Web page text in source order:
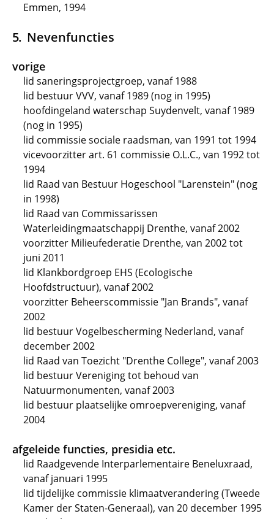
Emmen, 1994
Nevenfuncties
vorige
lid saneringsprojectgroep, vanaf 1988
lid bestuur VVV, vanaf 1989 (nog in 1995)
hoofdingeland waterschap Suydenvelt, vanaf 1989
(nog in 1995)
lid commissie sociale raadsman, van 1991 tot 1994
vicevoorzitter art. 61 commissie O.L.C., van 1992 tot
1994
lid Raad van Bestuur Hogeschool "Larenstein" (nog
in 1998)
lid Raad van Commissarissen
Waterleidingmaatschappij Drenthe, vanaf 2002
voorzitter Milieufederatie Drenthe, van 2002 tot
juni 2011
lid Klankbordgroep EHS (Ecologische
Hoofdstructuur), vanaf 2002
voorzitter Beheerscommissie "Jan Brands", vanaf
2002
lid bestuur Vogelbescherming Nederland, vanaf
december 2002
lid Raad van Toezicht "Drenthe College", vanaf 2003
lid bestuur Vereniging tot behoud van
Natuurmonumenten, vanaf 2003
lid bestuur plaatselijke omroepvereniging, vanaf
2004
afgeleide functies, presidia etc.
lid Raadgevende Interparlementaire Beneluxraad,
vanaf januari 1995
lid tijdelijke commissie klimaatverandering (Tweede
Kamer der Staten-Generaal), van 20 december 1995